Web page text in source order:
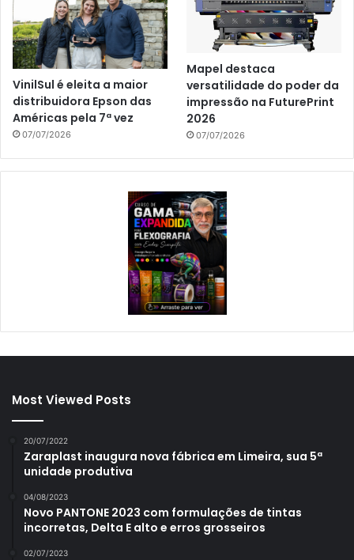
VinilSul é eleita a maior
distribuidora Epson das
Américas pela 7ª vez
07/07/2026
Mapel destaca
versatilidade do poder da
impressão na FuturePrint
2026
07/07/2026
Most Viewed Posts
20/07/2022
Zaraplast inaugura nova fábrica em Limeira, sua 5ª
unidade produtiva
04/08/2023
Novo PANTONE 2023 com formulações de tintas
incorretas, Delta E alto e erros grosseiros
02/07/2023